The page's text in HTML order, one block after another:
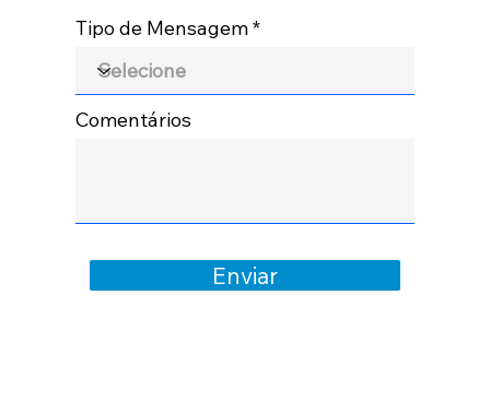
Tipo de Mensagem
Comentários
Enviar